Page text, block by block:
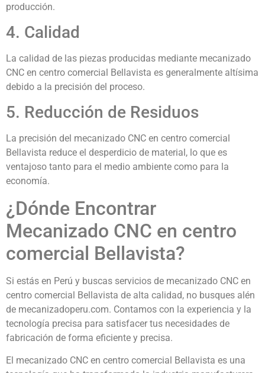
producción.
4. Calidad
La calidad de las piezas producidas mediante mecanizado
CNC en centro comercial Bellavista es generalmente altísima
debido a la precisión del proceso.
5. Reducción de Residuos
La precisión del mecanizado CNC en centro comercial
Bellavista reduce el desperdicio de material, lo que es
ventajoso tanto para el medio ambiente como para la
economía.
¿Dónde Encontrar
Mecanizado CNC en centro
comercial Bellavista?
Si estás en Perú y buscas servicios de mecanizado CNC en
centro comercial Bellavista de alta calidad, no busques alén
de mecanizadoperu.com. Contamos con la experiencia y la
tecnología precisa para satisfacer tus necesidades de
fabricación de forma eficiente y precisa.
El mecanizado CNC en centro comercial Bellavista es una